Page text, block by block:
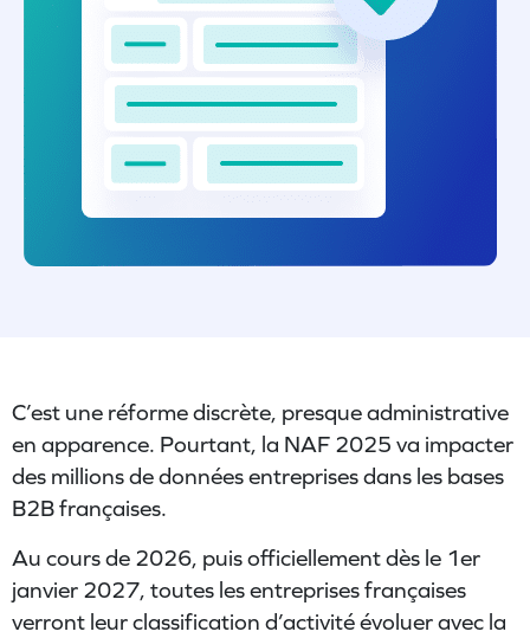
C’est une réforme discrète, presque administrative
en apparence. Pourtant, la NAF 2025 va impacter
des millions de données entreprises dans les bases
B2B françaises.
Au cours de 2026, puis officiellement dès le 1er
janvier 2027, toutes les entreprises françaises
verront leur classification d’activité évoluer avec la